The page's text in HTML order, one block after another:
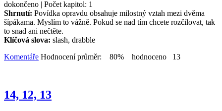
dokončeno | Počet kapitol: 1
Shrnutí: Povídka opravdu obsahuje milostný vztah mezi dvěma
šípákama. Myslím to vážně. Pokud se nad tím chcete rozčilovat, tak
to snad ani nečtěte.
Klíčová slova: slash, drabble
Komentáře Hodnocení průměr: 80% hodnoceno 13
14, 12, 13